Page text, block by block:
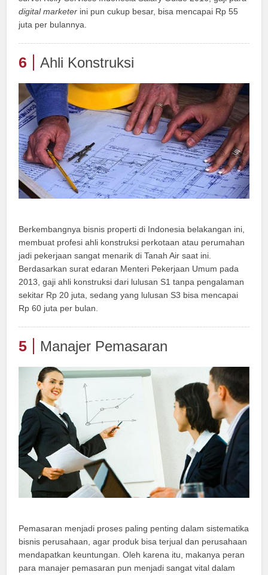
digital marketer ini pun cukup besar, bisa mencapai Rp 55
juta per bulannya.
6 Ahli Konstruksi
Berkembangnya bisnis properti di Indonesia belakangan ini,
membuat profesi ahli konstruksi perkotaan atau perumahan
jadi pekerjaan sangat menarik di Tanah Air saat ini.
Berdasarkan surat edaran Menteri Pekerjaan Umum pada
2013, gaji ahli konstruksi dari lulusan S1 tanpa pengalaman
sekitar Rp 20 juta, sedang yang lulusan S3 bisa mencapai
Rp 60 juta per bulan.
5 Manajer Pemasaran
Pemasaran menjadi proses paling penting dalam sistematika
bisnis perusahaan, agar produk bisa terjual dan perusahaan
mendapatkan keuntungan. Oleh karena itu, makanya peran
para manajer pemasaran pun menjadi sangat vital dalam